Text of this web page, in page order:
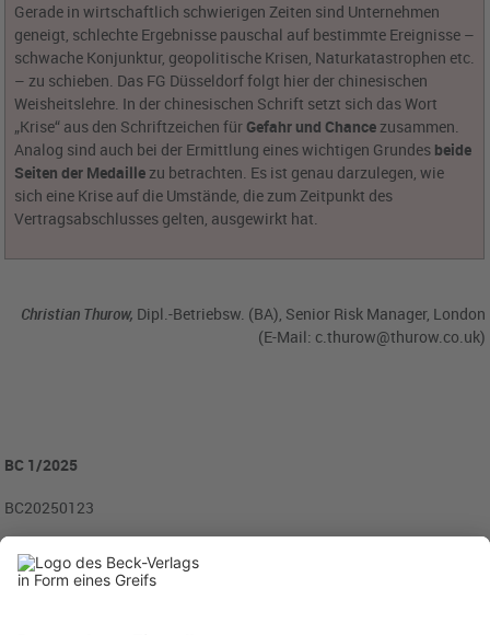
Gerade in wirtschaftlich schwierigen Zeiten sind Unternehmen
geneigt, schlechte Ergebnisse pauschal auf bestimmte Ereignisse –
schwache Konjunktur, geopolitische Krisen, Naturkatastrophen etc.
– zu schieben. Das FG Düsseldorf folgt hier der chinesischen
Weisheitslehre. In der chinesischen Schrift setzt sich das Wort
„Krise“ aus den Schriftzeichen für Gefahr und Chance zusammen.
Analog sind auch bei der Ermittlung eines wichtigen Grundes beide
Seiten der Medaille zu betrachten. Es ist genau darzulegen, wie
sich eine Krise auf die Umstände, die zum Zeitpunkt des
Vertragsabschlusses gelten, ausgewirkt hat.
Christian Thurow, Dipl.-Betriebsw. (BA), Senior Risk Manager, London
(E-Mail: c.thurow@thurow.co.uk)
BC 1/2025
BC20250123